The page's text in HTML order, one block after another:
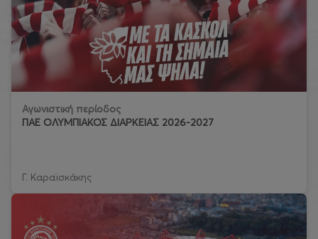
Αγωνιστική περίοδος
ΠΑΕ ΟΛΥΜΠΙΑΚΟΣ ΔΙΑΡΚΕΙΑΣ 2026-2027
Γ. Καραϊσκάκης